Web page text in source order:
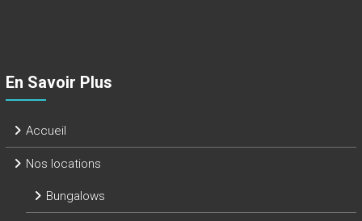
En Savoir Plus
Accueil
Nos locations
Bungalows